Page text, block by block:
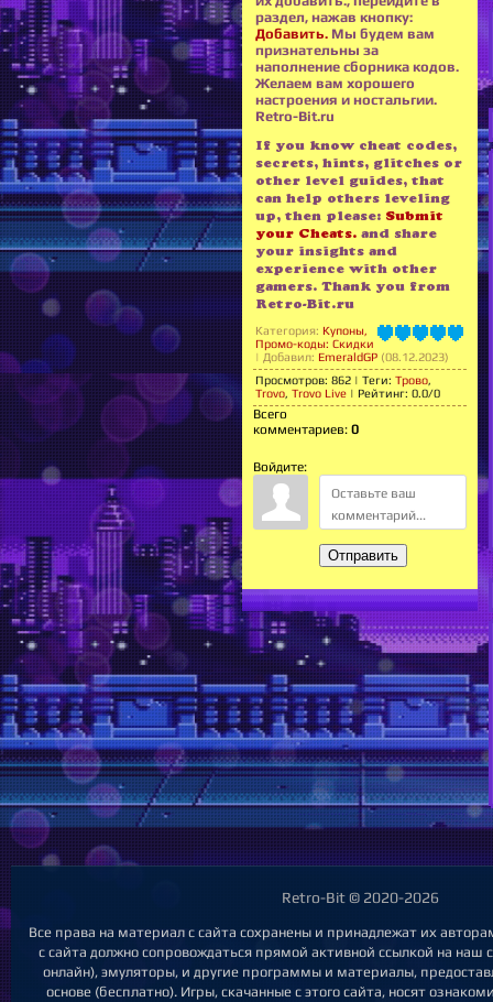
раздел, нажав кнопку:
Добавить. Мы будем вам
признательны за
наполнение сборника кодов.
Желаем вам хорошего
настроения и ностальгии.
Retro-Bit.ru
If you know cheat codes,
secrets, hints, glitches or
other level guides, that
can help others leveling
up, then please: Submit
your Cheats. and share
your insights and
experience with other
gamers. Thank you from
Retro-Bit.ru
Категория: Купоны,
Промо-коды: Скидки
| Добавил: EmeraldGP (08.12.2023)
Просмотров: 862 | Теги: Трово,
Trovo, Trovo Live | Рейтинг: 0.0/0
Всего
комментариев: 0
Войдите:
Отправить
Retro-Bit © 2020-2026
Все права на материал с сайта сохранены и принадлежат их
с сайта должно сопровождаться прямой активной ссылкой на наш
онлайн), эмуляторы, и другие программы и материалы,
основе (бесплатно). Игры, скачанные с этого сайта, носят